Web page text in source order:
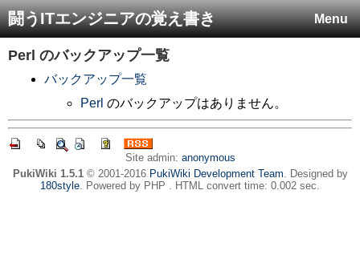
Menu
闘うITエンジニアの覚え書き
Perl のバックアップ一覧
バックアップ一覧
Perl のバックアップはありません。
Site admin: anonymous
PukiWiki 1.5.1© 2001-2016 PukiWiki Development Team. Designed by
180style. Powered by PHP . HTML convert time: 0.002 sec.